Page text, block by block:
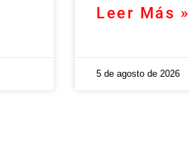
Leer Más »
5 de agosto de 2026